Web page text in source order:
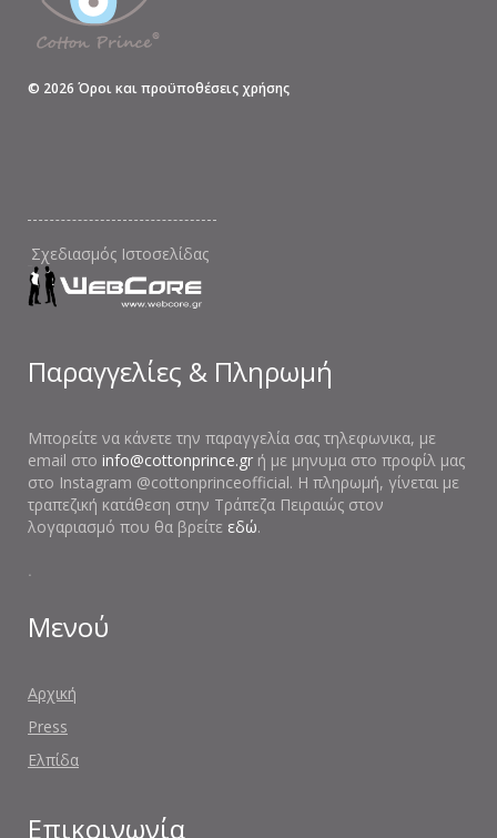
© 2026 Όροι και προϋποθέσεις χρήσης
Σχεδιασμός Ιστοσελίδας
Παραγγελίες & Πληρωμή
Μπορείτε να κάνετε την παραγγελία σας τηλεφωνικα, με
email στο info@cottonprince.gr ή με μηνυμα στο προφίλ μας
στο Instagram @cottonprinceofficial. Η πληρωμή, γίνεται με
τραπεζική κατάθεση στην Τράπεζα Πειραιώς στον
λογαριασμό που θα βρείτε εδώ.
Μενού
Αρχική
Press
Ελπίδα
Επικοινωνία